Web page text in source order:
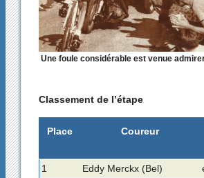
Une foule considérable est venue
Classement de l’étape
Place Coureur
1 Eddy Merckx (Bel)